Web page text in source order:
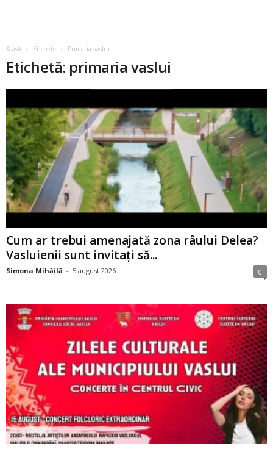
Acasă Etichete Primaria vaslui
Etichetă: primaria vaslui
Cum ar trebui amenajată zona râului Delea?
Vasluienii sunt invitați să...
Simona Mihăilă - 5 august 2026 0